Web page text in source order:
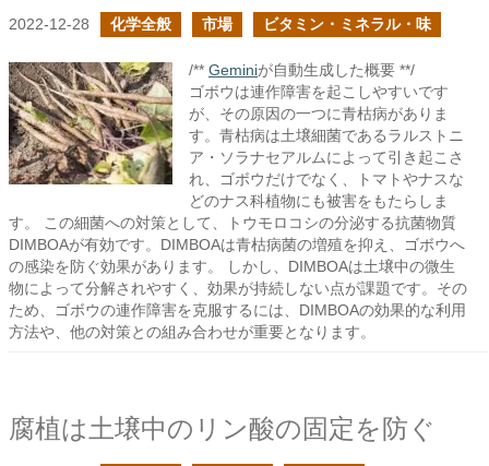
2022-12-28 化学全般 市場 ビタミン・ミネラル・味
/** Geminiが自動生成した概要 **/
ゴボウは連作障害を起こしやすいです
が、その原因の一つに青枯病がありま
す。青枯病は土壌細菌であるラルストニ
ア・ソラナセアルムによって引き起こさ
れ、ゴボウだけでなく、トマトやナスな
どのナス科植物にも被害をもたらしま
す。 この細菌への対策として、トウモロコシの分泌する抗菌物質
DIMBOAが有効です。DIMBOAは青枯病菌の増殖を抑え、ゴボウへ
の感染を防ぐ効果があります。 しかし、DIMBOAは土壌中の微生
物によって分解されやすく、効果が持続しない点が課題です。その
ため、ゴボウの連作障害を克服するには、DIMBOAの効果的な利用
方法や、他の対策との組み合わせが重要となります。
腐植は土壌中のリン酸の固定を防ぐ